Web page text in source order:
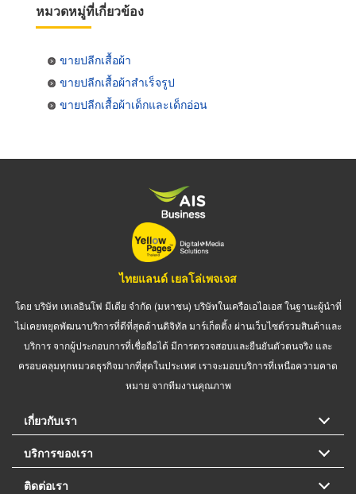
หมวดหมู่ที่เกี่ยวข้อง
ขายปลีกเสื้อผ้า
ขายปลีกเสื้อผ้าสำเร็จรูป
ขายปลีกเสื้อผ้าเด็กและเด็กอ่อน
ไทยแลนด์ เยลโล่เพจเจส
โดย บริษัท เทเลอินโฟ มีเดีย จำกัด (มหาชน) บริษัทในเครือเอไอเอส ในฐานะผู้นำที่
ไม่เคยหยุดพัฒนาบริการที่ดีที่สุดด้านดิจิทัล มาร์เก็ตติ้ง ผ่านเว็บไซต์รวมสินค้าและ
บริการ จากผู้ประกอบการที่เชื่อถือได้ มีการตรวจสอบและยืนยันตัวตนจริง และ
ครอบคลุมทุกหมวดธุรกิจมากที่สุดในประเทศ เราจะมอบบริการที่เหนือความคาด
หมาย จากทีมงานคุณภาพ
เกี่ยวกับเรา
บริการของเรา
ติดต่อเรา